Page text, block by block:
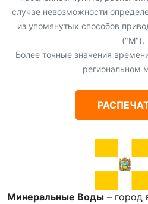
случае невозможности
из упомянутых способов
("М").
Более точные значения
региональном
Минеральные Воды – город